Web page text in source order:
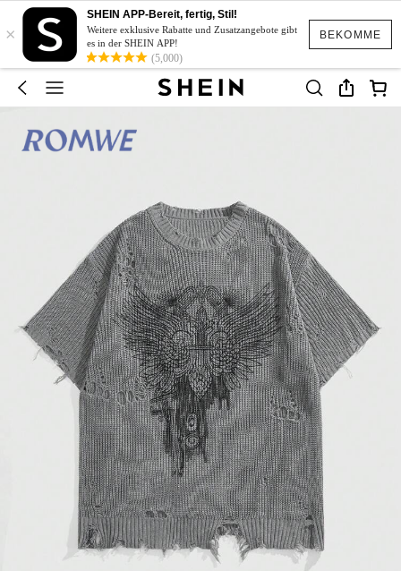
BEKOMME
×
SHEIN APP-Bereit, fertig, Stil!
Weitere exklusive Rabatte und Zusatzangebote gibt
es in der SHEIN APP!
(5,000)